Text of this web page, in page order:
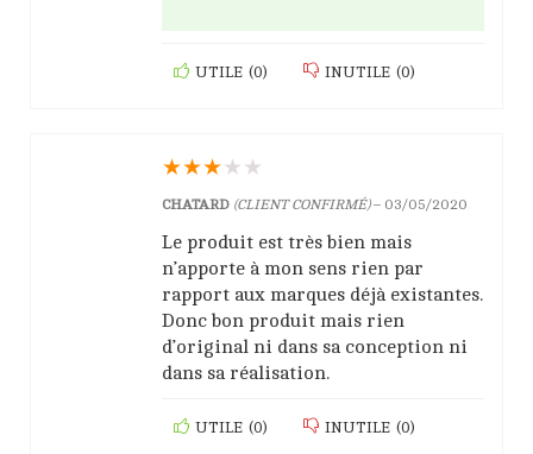
UTILE (0) INUTILE (0)
★★★★ ★
CHATARD (CLIENT CONFIRMÉ) – 03/05/2020
Le produit est très bien mais
n’apporte à mon sens rien par
rapport aux marques déjà existantes.
Donc bon produit mais rien
d’original ni dans sa conception ni
dans sa réalisation.
UTILE (0) INUTILE (0)